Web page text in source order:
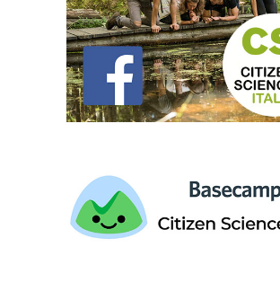
GRUPPO
LINK
AL NOSTRO BASECAMP!
Il tuo nome